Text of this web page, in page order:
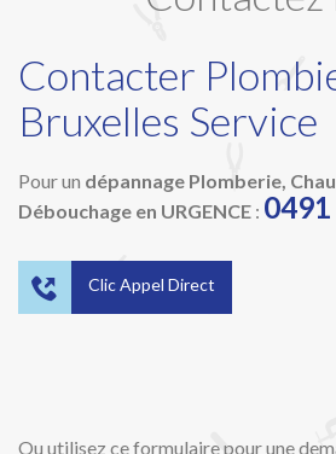
Contacter
Bruxelles Service
Pour un dépannage Plomberie,
Débouchage en URGENCE :
 Clic Appel Direct
Ou utilisez ce formulaire pour une